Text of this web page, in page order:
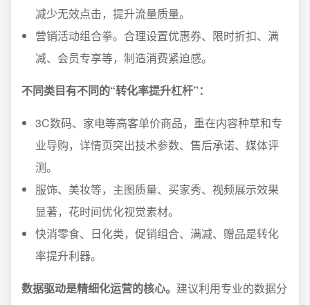
减少无效点击，提升流量质量。
营销活动组合拳。合理设置优惠券、限时折扣、满
减、会员专享等，制造消费紧迫感。
不同类目有不同的“转化率提升杠杆”：
3C数码、家电等高客单价商品，重在内容种草和专
业导购，详情页突出技术参数、售后承诺、媒体评
测。
服饰、美妆等，主图质量、买家秀、视频展示效果
显著，花时间优化视觉素材。
快消零食、日化类，促销组合、满减、赠品是转化
率提升利器。
数据驱动是精细化运营的核心。 建议利用专业的数据分